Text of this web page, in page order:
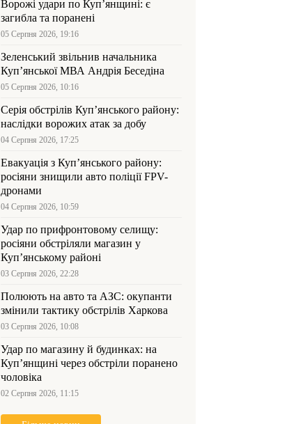
Ворожі удари по Куп’янщині: є
загибла та поранені
05 Серпня 2026, 19:16
Зеленський звільнив начальника
Купʼянської МВА Андрія Беседіна
05 Серпня 2026, 10:16
Серія обстрілів Куп’янського району:
наслідки ворожих атак за добу
04 Серпня 2026, 17:25
Евакуація з Куп’янського району:
росіяни знищили авто поліції FPV-
дронами
04 Серпня 2026, 10:59
Удар по прифронтовому селищу:
росіяни обстріляли магазин у
Куп’янському районі
03 Серпня 2026, 22:28
Полюють на авто та АЗС: окупанти
змінили тактику обстрілів Харкова
03 Серпня 2026, 10:08
Удар по магазину й будинках: на
Куп’янщині через обстріли поранено
чоловіка
02 Серпня 2026, 11:15